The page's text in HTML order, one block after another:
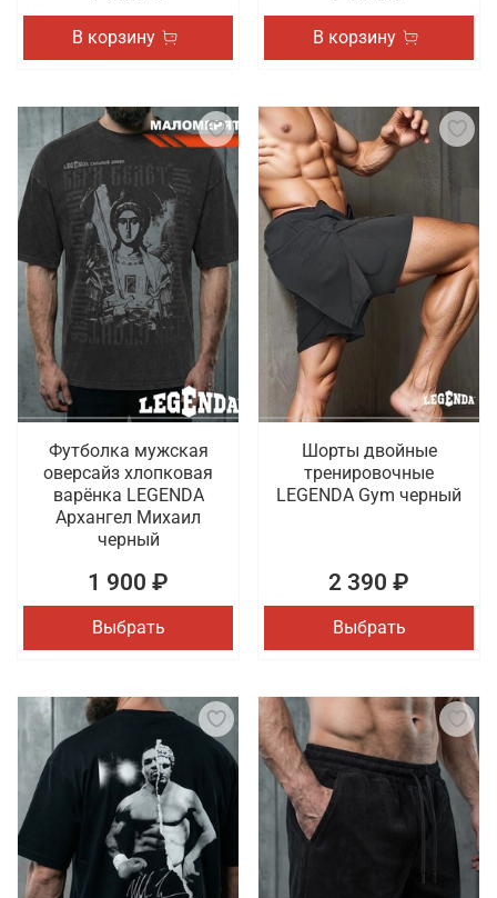
В корзину В корзину
Футболка мужская
оверсайз хлопковая
варёнка LEGENDA
Архангел Михаил
черный
1 900 ₽
Выбрать
Шорты двойные
тренировочные
LEGENDA Gym черный
2 390 ₽
Выбрать